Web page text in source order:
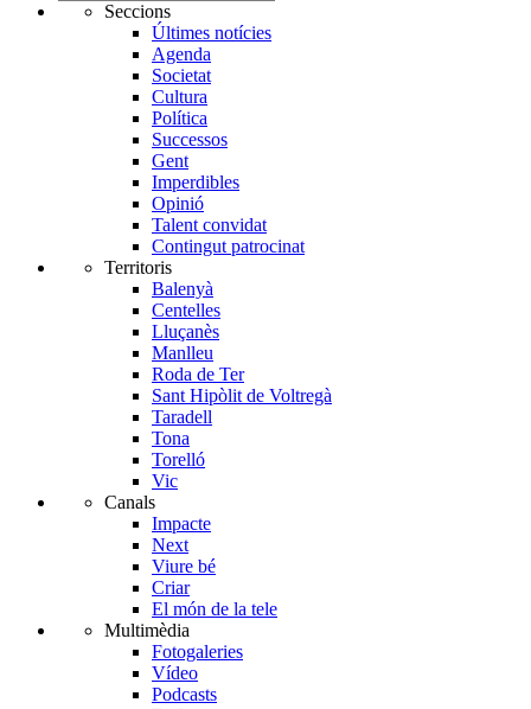
Seccions
Últimes notícies
Agenda
Societat
Cultura
Política
Successos
Gent
Imperdibles
Opinió
Talent convidat
Contingut patrocinat
Territoris
Balenyà
Centelles
Lluçanès
Manlleu
Roda de Ter
Sant Hipòlit de Voltregà
Taradell
Tona
Torelló
Vic
Canals
Impacte
Next
Viure bé
Criar
El món de la tele
Multimèdia
Fotogaleries
Vídeo
Podcasts